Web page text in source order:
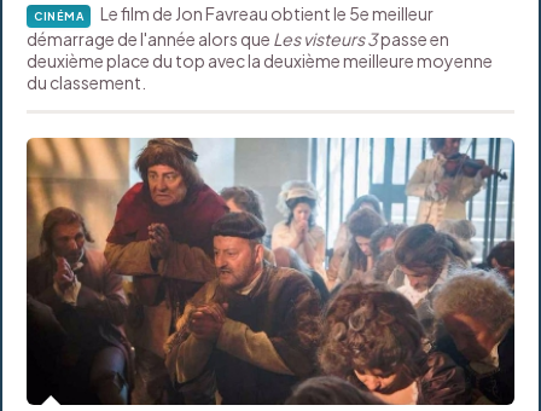
CINÉMA
Le film de Jon Favreau obtient le 5e meilleur
démarrage de l'année alors que Les visteurs 3passe en
deuxième place du top avec la deuxième meilleure moyenne
du classement.